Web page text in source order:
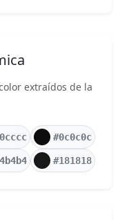
extraídos de la
#0c0c0c
#181818